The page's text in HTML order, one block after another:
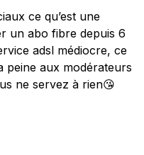
ce qu’est une
un abo fibre depuis 6
adsl médiocre, ce
peine aux modérateurs
ne servez à rien😘